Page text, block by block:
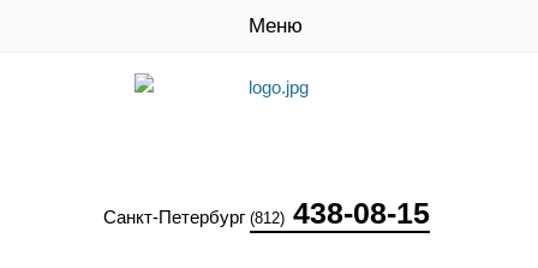
Меню
Санкт-Петербург (812) 438-08-15